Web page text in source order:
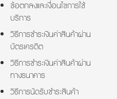
ข้อตกลงและเงื่อนไขการใช้
บริการ
วิธีการชำระเงินค่าสินค้าผ่าน
บัตรเครดิต
วิธีการชำระเงินค่าสินค้าผ่าน
ทางธนาคาร
วิธีการนัดรับชำระสินค้า